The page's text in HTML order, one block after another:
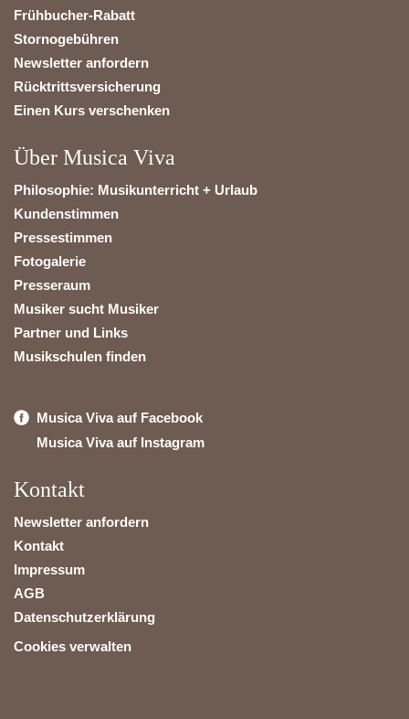
Frühbucher-Rabatt
Stornogebühren
Newsletter anfordern
Rücktrittsversicherung
Einen Kurs verschenken
Über Musica Viva
Philosophie: Musikunterricht + Urlaub
Kundenstimmen
Pressestimmen
Fotogalerie
Presseraum
Musiker sucht Musiker
Partner und Links
Musikschulen finden
Musica Viva auf Facebook
Musica Viva auf Instagram
Kontakt
Newsletter anfordern
Kontakt
Impressum
AGB
Datenschutzerklärung
Cookies verwalten